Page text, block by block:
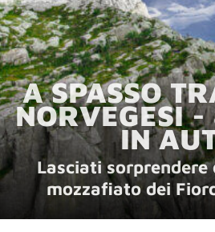
A SPASSO
NORVEGESI
IN
Lasciati sorprendere
mozzafiato dei